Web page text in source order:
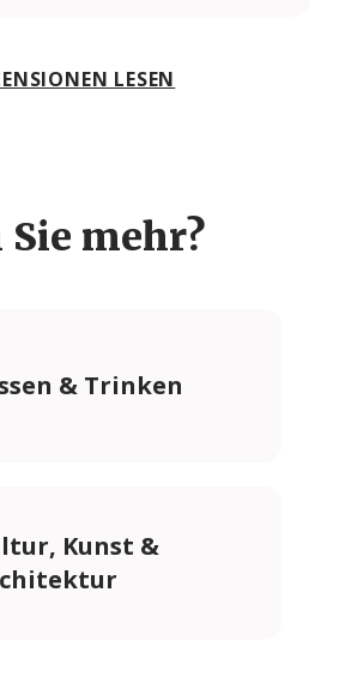
LESEN
Sie mehr?
& Trinken
Kunst &